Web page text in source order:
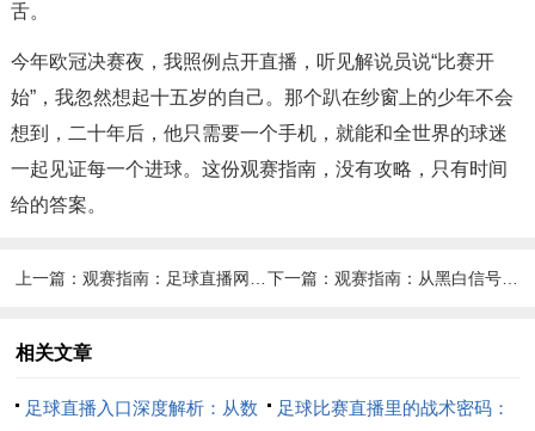
舌。
今年欧冠决赛夜，我照例点开直播，听见解说员说“比赛开
始”，我忽然想起十五岁的自己。那个趴在纱窗上的少年不会
想到，二十年后，他只需要一个手机，就能和全世界的球迷
一起见证每一个进球。这份观赛指南，没有攻略，只有时间
给的答案。
上一篇：观赛指南：足球直播网站的技术分析型观赛入口 下一篇： 观赛指南：从黑白信号到4K直播的足球革命
相关文章
足球直播入口深度解析：从数
足球比赛直播里的战术密码：